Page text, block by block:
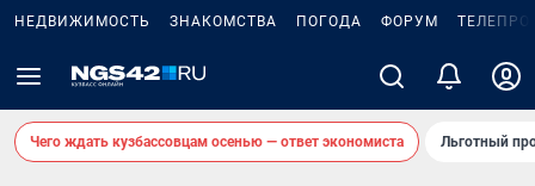
НЕДВИЖИМОСТЬ ЗНАКОМСТВА ПОГОДА ФОРУМ
Чего ждать кузбассовцам осенью — ответ экономиста Льготный